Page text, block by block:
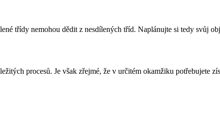
třídy nemohou dědit z nesdílených tříd. Naplánujte si tedy svůj
procesů. Je však zřejmé, že v určitém okamžiku potřebujete